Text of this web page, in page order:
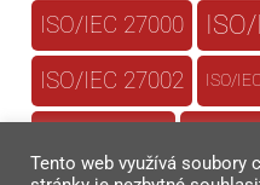
ISO/IEC 27000
ISO/IEC 27002 ISO/
Tento web využívá soubory